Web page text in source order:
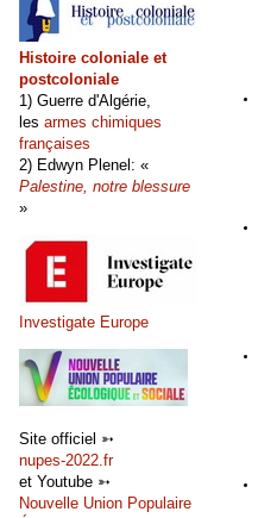
Histoire coloniale et
postcoloniale
1) Guerre d'Algérie,
les armes chimiques
françaises
2) Edwyn Plenel: «
Palestine, notre blessure
»
Investigate Europe
Site officiel ➳
nupes-2022.fr
et Youtube ➳
Nouvelle Union Populaire